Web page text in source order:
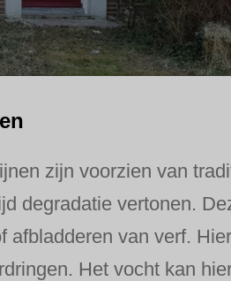
zijn voorzien van
degradatie vertonen.
afbladderen van verf.
Het vocht kan